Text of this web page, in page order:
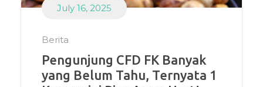
July 16, 2025
Berita
Pengunjung CFD FK Banyak
yang Belum Tahu, Ternyata 1